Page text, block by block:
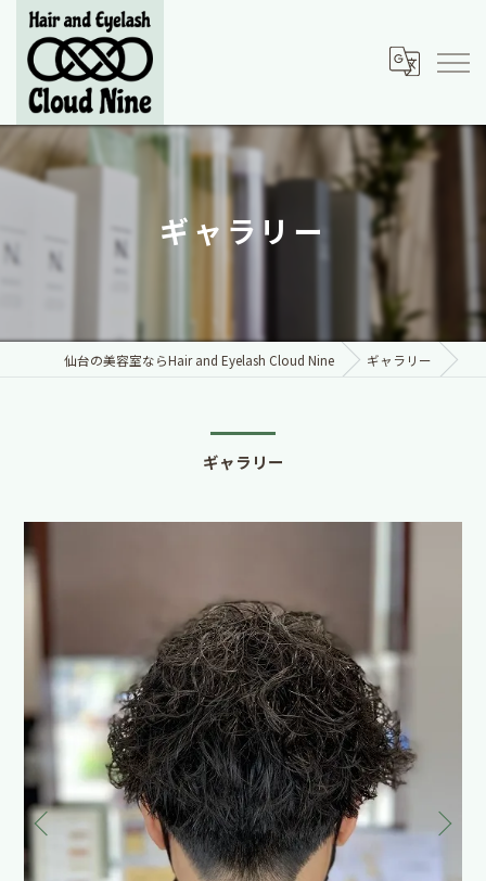
ギャラリー
仙台の美容室ならHair and Eyelash Cloud Nine ギャラリー
ギャラリー